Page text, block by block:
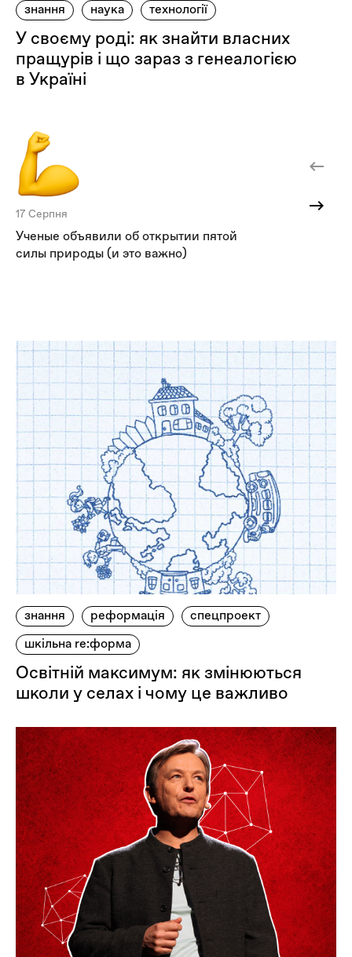
знання наука технології
У своєму роді: як знайти власних
пращурів і що зараз з генеалогією
в Україні
17 Серпня
Ученые объявили об открытии пятой
силы природы (и это важно)
знання реформація
спецпроект
шкільна re:форма
Освітній максимум: як змінюються
школи у селах і чому це важливо